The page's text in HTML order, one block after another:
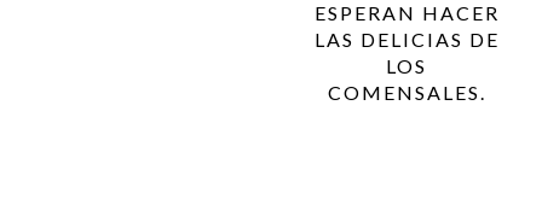
ESPERAN HACER
LAS DELICIAS DE
LOS
COMENSALES.